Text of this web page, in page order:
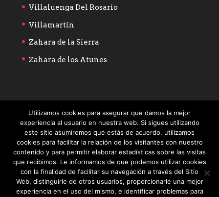
Villaluenga Del Rosario
Villamartín
Zahara de la Sierra
Zahara de los Atunes
Utilizamos cookies para asegurar que damos la mejor
experiencia al usuario en nuestra web. Si sigues utilizando
este sitio asumiremos que estás de acuerdo. utilizamos
cookies para facilitar la relación de los visitantes con nuestro
contenido y para permitir elaborar estadísticas sobre las visitas
que recibimos. Le informamos de que podemos utilizar cookies
con la finalidad de facilitar su navegación a través del Sitio
Web, distinguirle de otros usuarios, proporcionarle una mejor
experiencia en el uso del mismo, e identificar problemas para